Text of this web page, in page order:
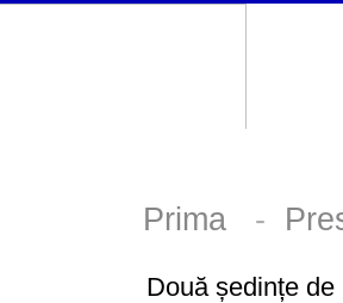
Prima -
Două ședințe